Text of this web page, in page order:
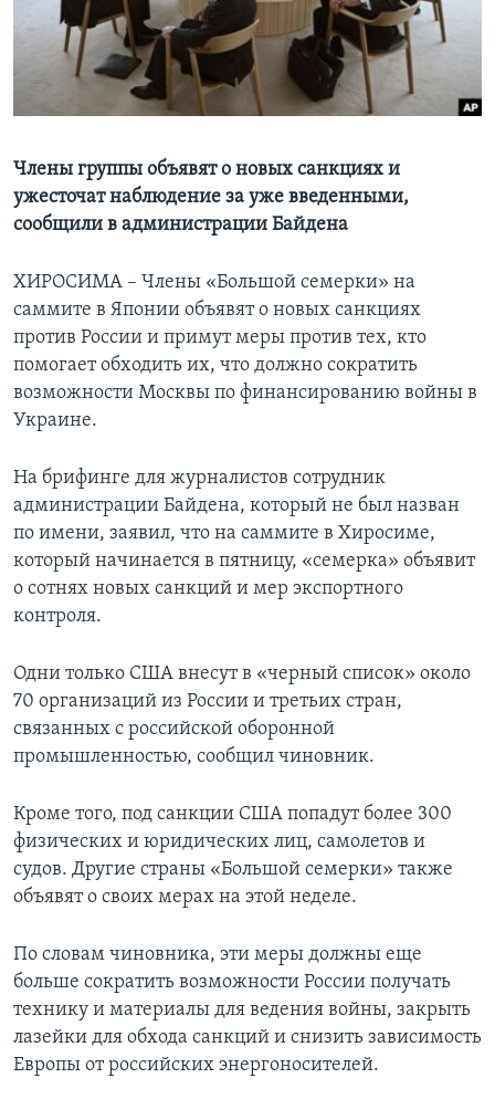
Learning English
СОЦИАЛЬНЫЕ СЕТИ
Языки
Члены группы объявят о новых санкциях и
ужесточат наблюдение за уже введенными,
сообщили в администрации Байдена
ХИРОСИМА – Члены «Большой семерки» на
саммите в Японии объявят о новых санкциях
против России и примут меры против тех, кто
помогает обходить их, что должно сократить
возможности Москвы по финансированию войны в
Украине.
На брифинге для журналистов сотрудник
администрации Байдена, который не был назван
по имени, заявил, что на саммите в Хиросиме,
который начинается в пятницу, «семерка» объявит
о сотнях новых санкций и мер экспортного
контроля.
Одни только США внесут в «черный список» около
70 организаций из России и третьих стран,
связанных с российской оборонной
промышленностью, сообщил чиновник.
Кроме того, под санкции США попадут более 300
физических и юридических лиц, самолетов и
судов. Другие страны «Большой семерки» также
объявят о своих мерах на этой неделе.
По словам чиновника, эти меры должны еще
больше сократить возможности России получать
технику и материалы для ведения войны, закрыть
лазейки для обхода санкций и снизить зависимость
Европы от российских энергоносителей.